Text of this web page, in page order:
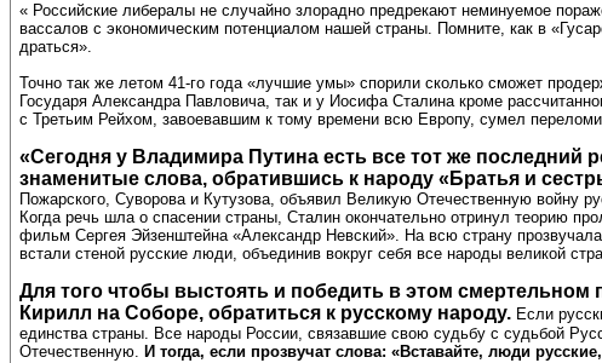
« Российские либералы не случайно злорадно предрекают неминуемое
вассалов с экономическим потенциалом нашей страны. Помните, как в
драться».
Точно так же летом 41-го года «лучшие умы» спорили сколько сможет
Государя Александра Павловича, так и у Иосифа Сталина кроме
с Третьим Рейхом, завоевавшим к тому времени всю Европу, сумел
«Сегодня у Владимира Путина есть все тот же
знаменитые слова, обратившись к народу «Братья и
Пожарского, Суворова и Кутузова, объявил Великую Отечественную войну
Когда речь шла о спасении страны, Сталин окончательно отринул теорию
фильм Сергея Эйзенштейна «Александр Невский». На всю страну
встали стеной русские люди, объединив вокруг себя все народы великой
Для того чтобы выстоять и победить в этом
Кирилл на Соборе, обратиться к русскому народу. Если
единства страны. Все народы России, связавшие свою судьбу с судьбой
Отечественную. И тогда, если прозвучат слова: «Вставайте, люди